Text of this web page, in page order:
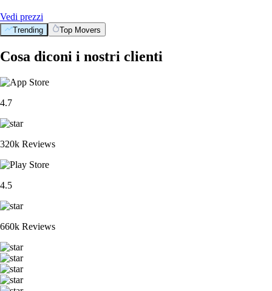
Vedi prezzi
Trending Top Movers
Cosa diconi i nostri clienti
4.7
320k Reviews
4.5
660k Reviews